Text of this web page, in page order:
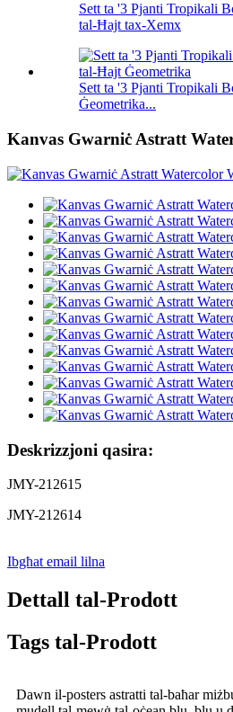
Sett ta '3 Pjanti Tropikali
tal-Ħajt tax-Xemx
Sett ta '3 Pjanti Tropikali
Ġeometrika...
Kanvas Gwarniċ Astratt
Deskrizzjoni qasira:
JMY-212615
JMY-212614
Ibgħat email lilna
Dettall tal-Prodott
Tags tal-Prodott
Dawn il-posters astratti tal-baħar